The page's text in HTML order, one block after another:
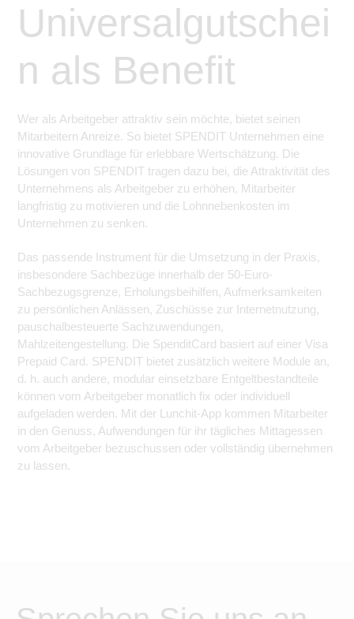
Universalgutschei
n als Benefit
Wer als Arbeitgeber attraktiv sein möchte, bietet seinen
Mitarbeitern Anreize. So bietet SPENDIT Unternehmen eine
innovative Grundlage für erlebbare Wertschätzung. Die
Lösungen von SPENDIT tragen dazu bei, die Attraktivität des
Unternehmens als Arbeitgeber zu erhöhen, Mitarbeiter
langfristig zu motivieren und die Lohnnebenkosten im
Unternehmen zu senken.
Das passende Instrument für die Umsetzung in der Praxis,
insbesondere Sachbezüge innerhalb der 50-Euro-
Sachbezugsgrenze, Erholungsbeihilfen, Aufmerksamkeiten
zu persönlichen Anlässen, Zuschüsse zur Internetnutzung,
pauschalbesteuerte Sachzuwendungen,
Mahlzeitengestellung. Die SpenditCard basiert auf einer Visa
Prepaid Card. SPENDIT bietet zusätzlich weitere Module an,
d. h. auch andere, modular einsetzbare Entgeltbestandteile
können vom Arbeitgeber monatlich fix oder individuell
aufgeladen werden. Mit der Lunchit-App kommen Mitarbeiter
in den Genuss, Aufwendungen für ihr tägliches Mittagessen
vom Arbeitgeber bezuschussen oder vollständig übernehmen
zu lassen.